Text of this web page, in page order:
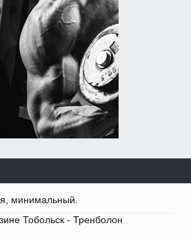
минимальный.
Тобольск - Тренболон